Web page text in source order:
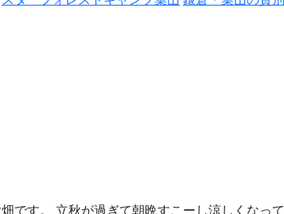
です。 立秋が過ぎて朝晩すこーし涼しくな